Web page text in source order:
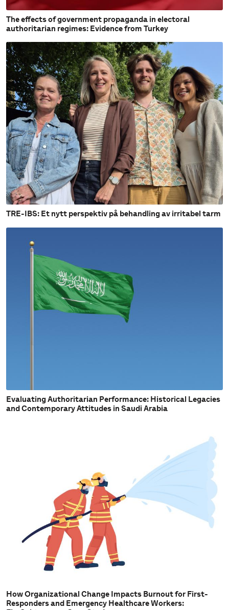
The effects of government propaganda in electoral
authoritarian regimes: Evidence from Turkey
TRE-IBS: Et nytt perspektiv på behandling av irritabel tarm
Evaluating Authoritarian Performance: Historical Legacies
and Contemporary Attitudes in Saudi Arabia
How Organizational Change Impacts Burnout for First-
Responders and Emergency Healthcare Workers: